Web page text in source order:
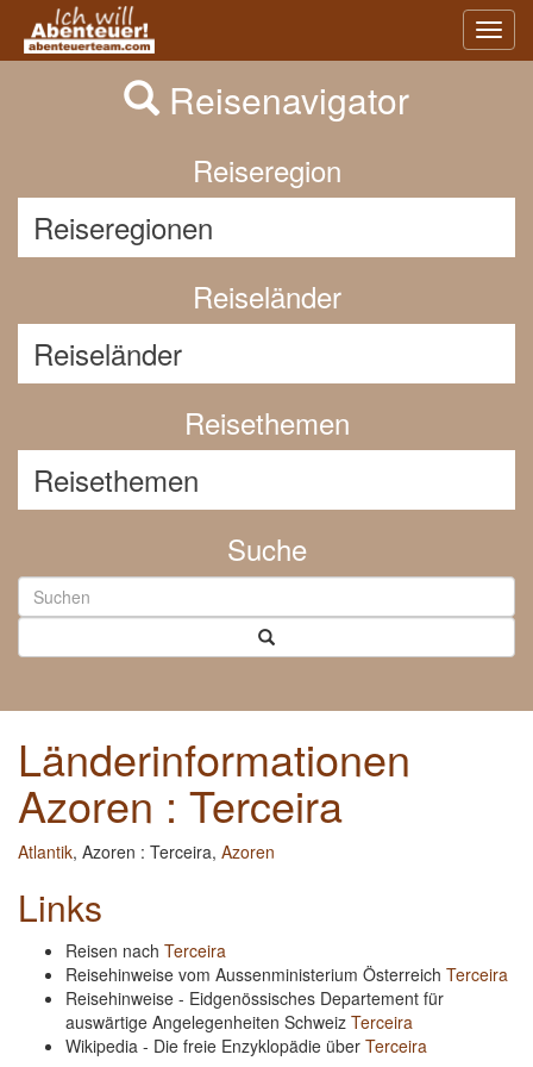
Previous
Reisenavigator
Reiseregion
Reiseländer
Reisethemen
Suche
Länderinformationen
Azoren : Terceira
Atlantik, Azoren : Terceira, Azoren
Links
Reisen nach Terceira
Reisehinweise vom Aussenministerium Österreich Terceira
Reisehinweise - Eidgenössisches Departement für
auswärtige Angelegenheiten Schweiz Terceira
Wikipedia - Die freie Enzyklopädie über Terceira